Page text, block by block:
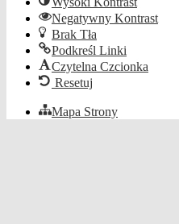
Negatywny Kontrast
Brak Tła
Podkreśl Linki
Czytelna Czcionka
Resetuj
Mapa Strony